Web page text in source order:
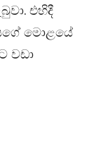
එහිදී
මොළයේ
වඩා